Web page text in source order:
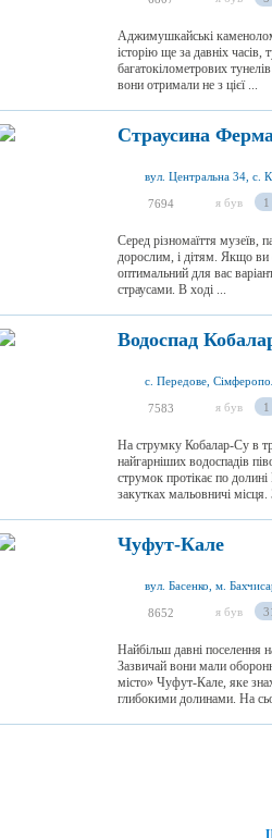
Аджимушкайські
історію ще за давніх
багатокілометрових
вони отримали не з цієї ...
Страусина
7694 я був 1
Серед різномаїття музеїв,
дорослим, і дітям. Якщо ви
оптимальний для вас
страусами. В ході ...
Водоспад
с. Передове,
7583 я був 1
На струмку Кобалар-Су в
найгарніших водоспадів
струмок протікає по
закутках мальовничі місця.
Чуфут-Кале
8652 я був
Найбільш давні поселення
Зазвичай вони мали
місто» Чуфут-Кале, яке
глибокими долинами. На